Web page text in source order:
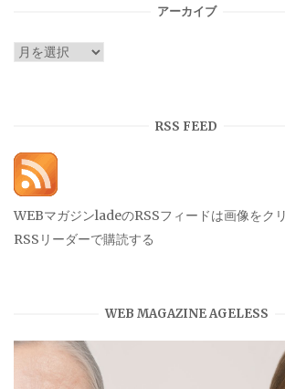
アーカイブ
ア
RSS FEED
WEBマガジンladeのRSSフィードは画像をクリ
RSSリーダーで購読する
WEB MAGAZINE AGELESS